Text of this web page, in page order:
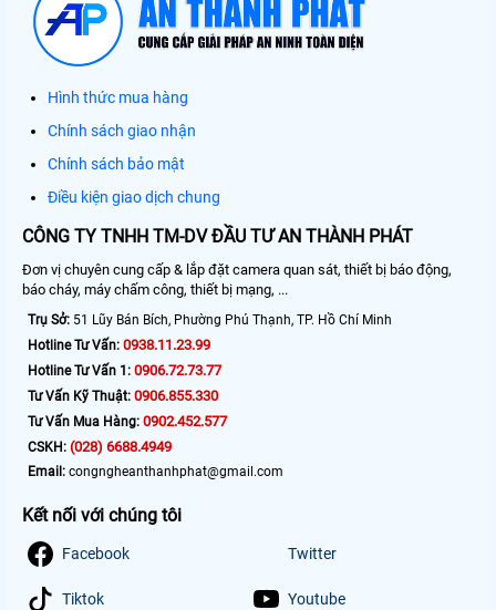
Hình thức mua hàng
Chính sách giao nhận
Chính sách bảo mật
Điều kiện giao dịch chung
CÔNG TY TNHH TM-DV ĐẦU TƯ AN THÀNH PHÁT
Đơn vị chuyên cung cấp & lắp đặt camera quan sát, thiết bị báo động,
báo cháy, máy chấm công, thiết bị mạng, ...
Trụ Sở: 51 Lũy Bán Bích, Phường Phú Thạnh, TP. Hồ Chí Minh
Hotline Tư Vấn: 0938.11.23.99
Hotline Tư Vấn 1: 0906.72.73.77
Tư Vấn Kỹ Thuật: 0906.855.330
Tư Vấn Mua Hàng: 0902.452.577
CSKH: (028) 6688.4949
Email: congngheanthanhphat@gmail.com
Kết nối với chúng tôi
Facebook Twitter
Tiktok Youtube